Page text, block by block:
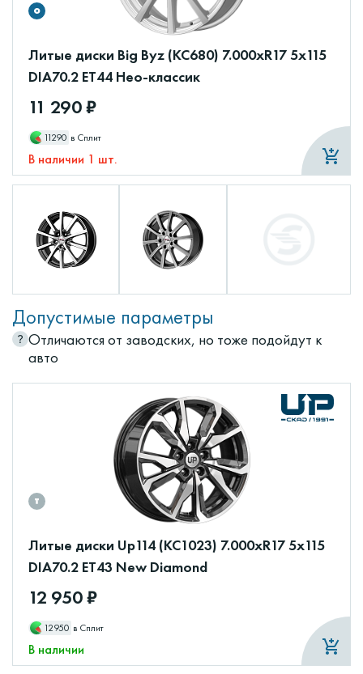
Литые диски Big Byz (КС680) 7.000xR17 5x115
DIA70.2 ET44 Нео-классик
11 290 ₽
11290 в Сплит
В наличии 1 шт.
Допустимые параметры
Отличаются от заводских, но тоже подойдут к
авто
Литые диски Up114 (КС1023) 7.000xR17 5x115
DIA70.2 ET43 New Diamond
12 950 ₽
12950 в Сплит
В наличии